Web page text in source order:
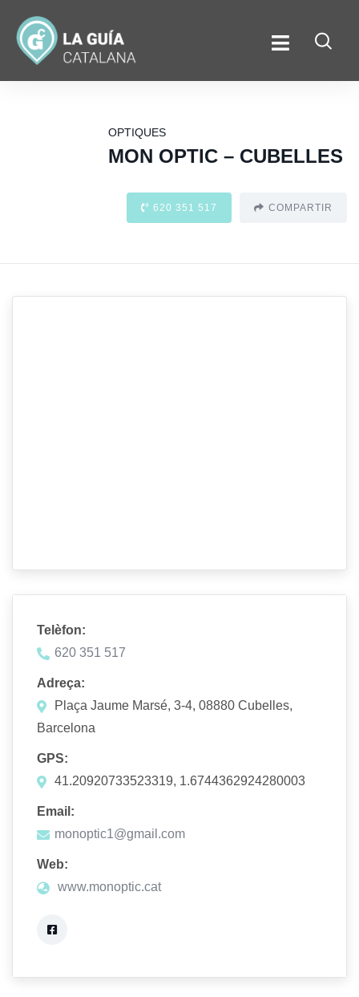
OPTIQUES
MON OPTIC – CUBELLES
620 351 517 COMPARTIR
Telèfon:
620 351 517
Adreça:
Plaça Jaume Marsé, 3-4, 08880 Cubelles,
Barcelona
GPS:
41.20920733523319, 1.6744362924280003
Email:
monoptic1@gmail.com
Web:
www.monoptic.cat